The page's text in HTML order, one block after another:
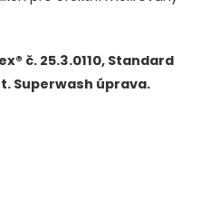
č. 25.3.0110, Standard
Superwash úprava.